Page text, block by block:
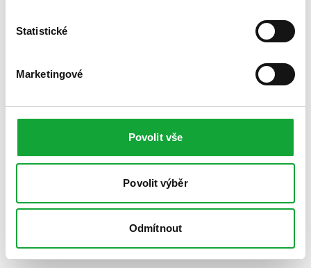
Statistické
Marketingové
Povolit vše
Povolit výběr
Odmítnout